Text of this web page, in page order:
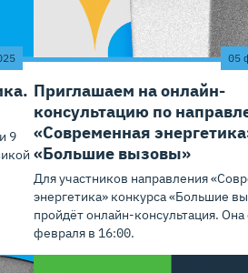
9
05
Приглашаем на онлайн-
консультацию по
«Современная
«Большие вызовы»
Для участников направления
энергетика» конкурса «Большие
пройдёт онлайн-консультация. Она
февраля в 16:00.